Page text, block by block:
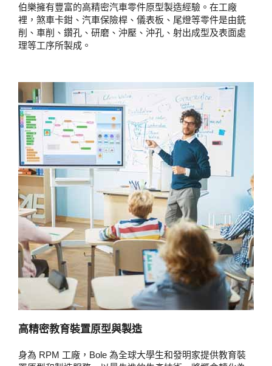
伯樂擁有豐富的高精密汽車零件原型製造經驗。在工廠
裡，煞車卡鉗、汽車保險桿、儀表板、尾燈等零件是由銑
削、車削、鑽孔、研磨、沖壓、沖孔、射出成型及表面處
理等工序所製成。
高精密教育裝置原型與製造
身為 RPM 工廠，Bole 為全球大學生和發明家提供教育裝